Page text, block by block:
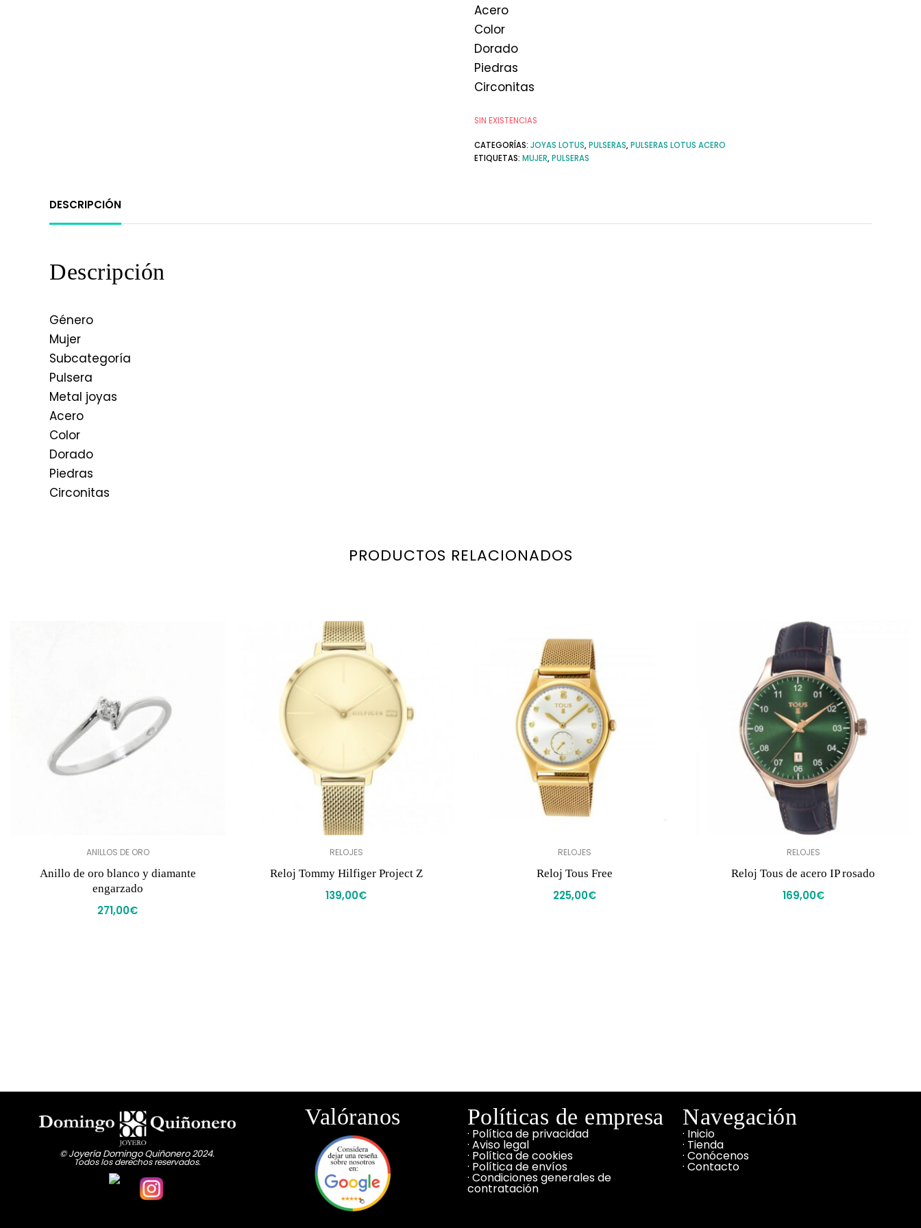
Acero
Color
Dorado
Piedras
Circonitas
SIN EXISTENCIAS
CATEGORÍAS: JOYAS LOTUS,PULSERAS,PULSERAS LOTUS ACERO
ETIQUETAS: MUJER,PULSERAS
DESCRIPCIÓN
Descripción
Género
Mujer
Subcategoría
Pulsera
Metal joyas
Acero
Color
Dorado
Piedras
Circonitas
PRODUCTOS RELACIONADOS
ANILLOS DE ORO
Anillo de oro blanco y diamante
engarzado
271,00€
RELOJES
Reloj Tommy Hilfiger Project Z
139,00€
RELOJES
Reloj Tous Free
225,00€
RELOJES
Reloj Tous de acero IP rosado
169,00€
© Joyería Domingo Quiñonero 2024.
Todos los derechos reservados.
Valóranos Políticas de empresa
· Política de privacidad
· Aviso legal
· Política de cookies
· Política de envíos
· Condiciones generales de
contratación
Navegación
· Inicio
· Tienda
· Conócenos
· Contacto